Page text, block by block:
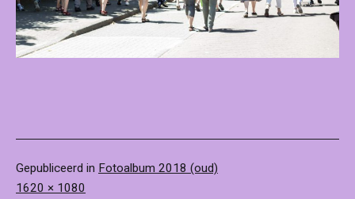
Gepubliceerd in Fotoalbum 2018 (oud)
Volledige
1620 × 1080